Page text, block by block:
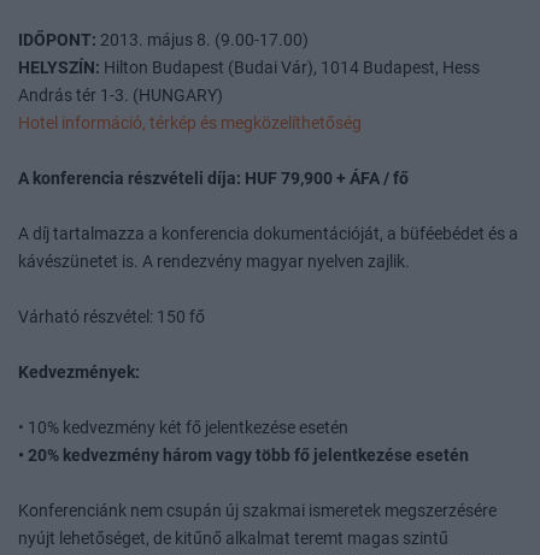
IDŐPONT: 2013. május 8. (9.00-17.00)
HELYSZÍN: Hilton Budapest (Budai Vár), 1014 Budapest, Hess
András tér 1-3. (HUNGARY)
Hotel információ, térkép és megközelíthetőség
A konferencia részvételi díja: HUF 79,900 + ÁFA / fő
A díj tartalmazza a konferencia dokumentációját, a büféebédet és a
kávészünetet is. A rendezvény magyar nyelven zajlik.
Várható részvétel: 150 fő
Kedvezmények:
• 10% kedvezmény két fő jelentkezése esetén
• 20% kedvezmény három vagy több fő jelentkezése esetén
Konferenciánk nem csupán új szakmai ismeretek megszerzésére
nyújt lehetőséget, de kitűnő alkalmat teremt magas szintű